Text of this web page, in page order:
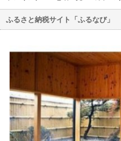
ふるさと納税サイト「ふるなび」